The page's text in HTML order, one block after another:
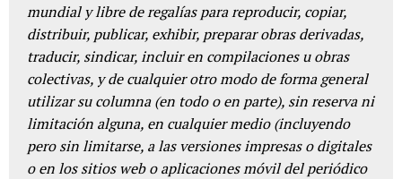
mundial y libre de regalías para reproducir, copiar,
distribuir, publicar, exhibir, preparar obras derivadas,
traducir, sindicar, incluir en compilaciones u obras
colectivas, y de cualquier otro modo de forma general
utilizar su columna (en todo o en parte), sin reserva ni
limitación alguna, en cualquier medio (incluyendo
pero sin limitarse, a las versiones impresas o digitales
o en los sitios web o aplicaciones móvil del periódico